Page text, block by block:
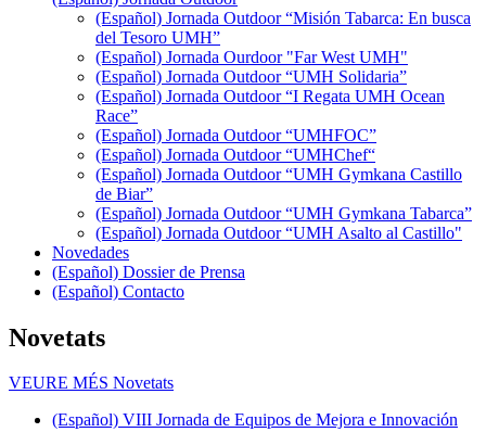
(Español) Jornada Outdoor “Misión Tabarca: En busca
del Tesoro UMH”
(Español) Jornada Ourdoor "Far West UMH"
(Español) Jornada Outdoor “UMH Solidaria”
(Español) Jornada Outdoor “I Regata UMH Ocean
Race”
(Español) Jornada Outdoor “UMHFOC”
(Español) Jornada Outdoor “UMHChef“
(Español) Jornada Outdoor “UMH Gymkana Castillo
de Biar”
(Español) Jornada Outdoor “UMH Gymkana Tabarca”
(Español) Jornada Outdoor “UMH Asalto al Castillo"
Novedades
(Español) Dossier de Prensa
(Español) Contacto
Novetats
VEURE MÉS Novetats
(Español) VIII Jornada de Equipos de Mejora e Innovación